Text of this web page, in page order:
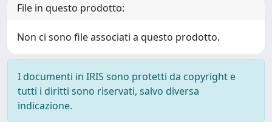
File in questo prodotto:
Non ci sono file associati a questo prodotto.
I documenti in IRIS sono protetti da copyright e
tutti i diritti sono riservati, salvo diversa
indicazione.